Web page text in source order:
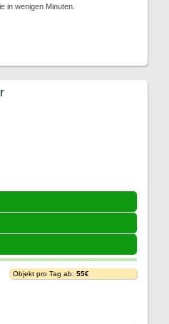
in wenigen Minuten.
Objekt pro Tag ab: 55€